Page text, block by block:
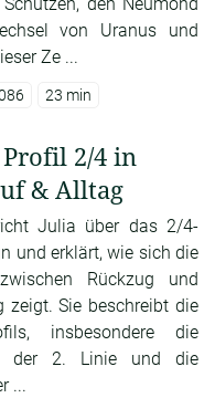
von Uranus und
Ze ...
23 min
2/4 in
& Alltag
Julia über das 2/4-
und erklärt, wie sich die
Rückzug und
zeigt. Sie beschreibt die
insbesondere die
der 2. Linie und die
...